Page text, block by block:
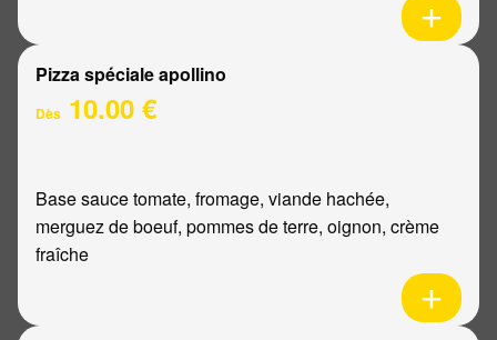
Pizza spéciale apollino
Dès 10.00 €
Base sauce tomate, fromage, viande hachée,
merguez de boeuf, pommes de terre, oignon, crème
fraîche